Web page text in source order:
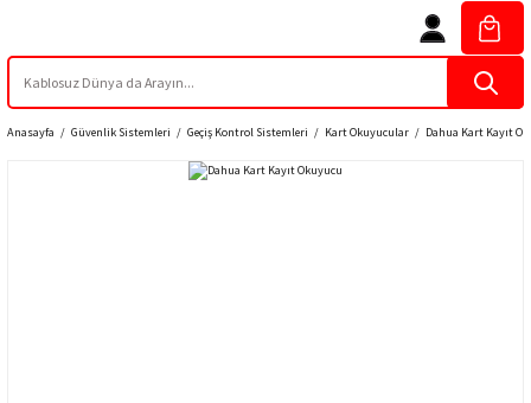
Anasayfa Güvenlik Sistemleri Geçiş Kontrol Sistemleri Kart Okuyucular Dahua Kart Kayıt